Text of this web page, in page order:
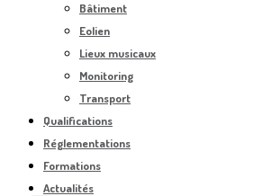
Bâtiment
Eolien
Lieux musicaux
Monitoring
Transport
Qualifications
Réglementations
Formations
Actualités